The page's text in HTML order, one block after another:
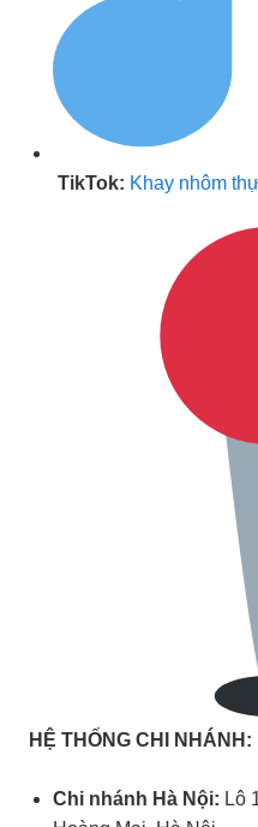
TikTok: Khay nhôm
HỆ THỐNG CHI NHÁNH:
Chi nhánh Hà Nội: Lô